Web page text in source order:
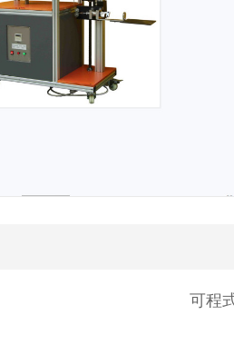
可程